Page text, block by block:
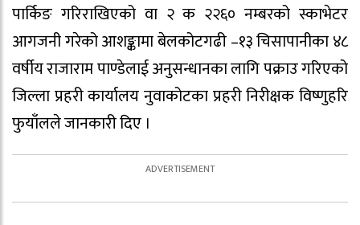
पार्किङ गरिराखिएको वा २ क २२६० नम्बरको स्काभेटर
आगजनी गरेको आशङ्कामा बेलकोटगढी –१३ चिसापानीका ४८
वर्षीय राजाराम पाण्डेलाई अनुसन्धानका लागि पक्राउ गरिएको
जिल्ला प्रहरी कार्यालय नुवाकोटका प्रहरी निरीक्षक विष्णुहरि
फुयाँलले जानकारी दिए ।